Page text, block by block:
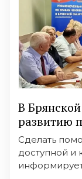
В
развитию
Сделать
доступной и
информирует